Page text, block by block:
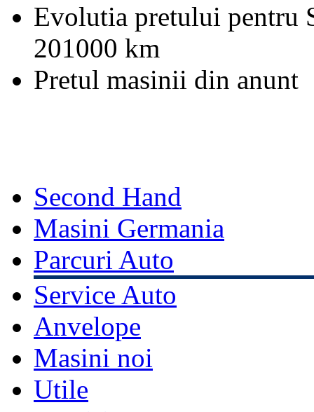
Evolutia pretului pentru
201000 km
Pretul masinii din anunt
Second Hand
Masini Germania
Parcuri Auto
Service Auto
Anvelope
Masini noi
Utile